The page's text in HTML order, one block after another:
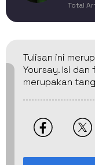
Total
Tulisan ini
Yoursay. Isi
merupakan